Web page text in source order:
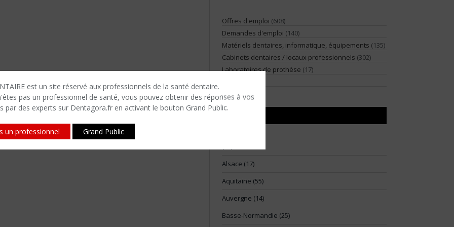
est un site réservé aux professionnels de la santé dentaire.
pas un professionnel de santé, vous pouvez obtenir des réponses à vos
par des experts sur Dentagora.fr en activant le bouton Grand Public.
un professionnel Grand Public
Offres d'emploi (608)
Demandes d'emploi (140)
Matériels dentaires, informatique, équipements (135)
Cabinets dentaires / locaux professionnels (302)
Laboratoires de prothèse (17)
Alsace (17)
Aquitaine (55)
Auvergne (14)
Basse-Normandie (25)